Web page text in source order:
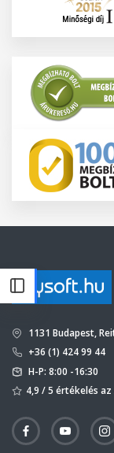
1131 Budapest,
+36 (1) 424 99 44
H-P: 8:00 -16:30
4,9 / 5 értékelés